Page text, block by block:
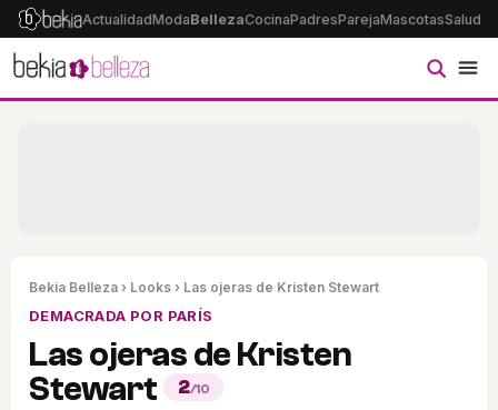
ActualidadModaBellezaCocinaPadresParejaMascotasSalud
Bekia Belleza › Looks › Las ojeras de Kristen Stewart
DEMACRADA POR PARÍS
Las ojeras de Kristen
Stewart
2/10